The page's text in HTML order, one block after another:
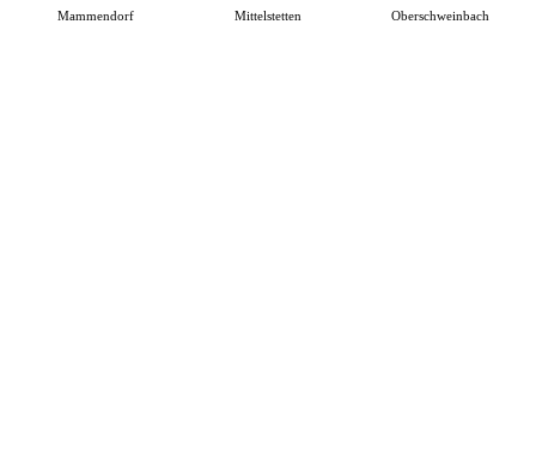
Mammendorf Mittelstetten Oberschweinbach